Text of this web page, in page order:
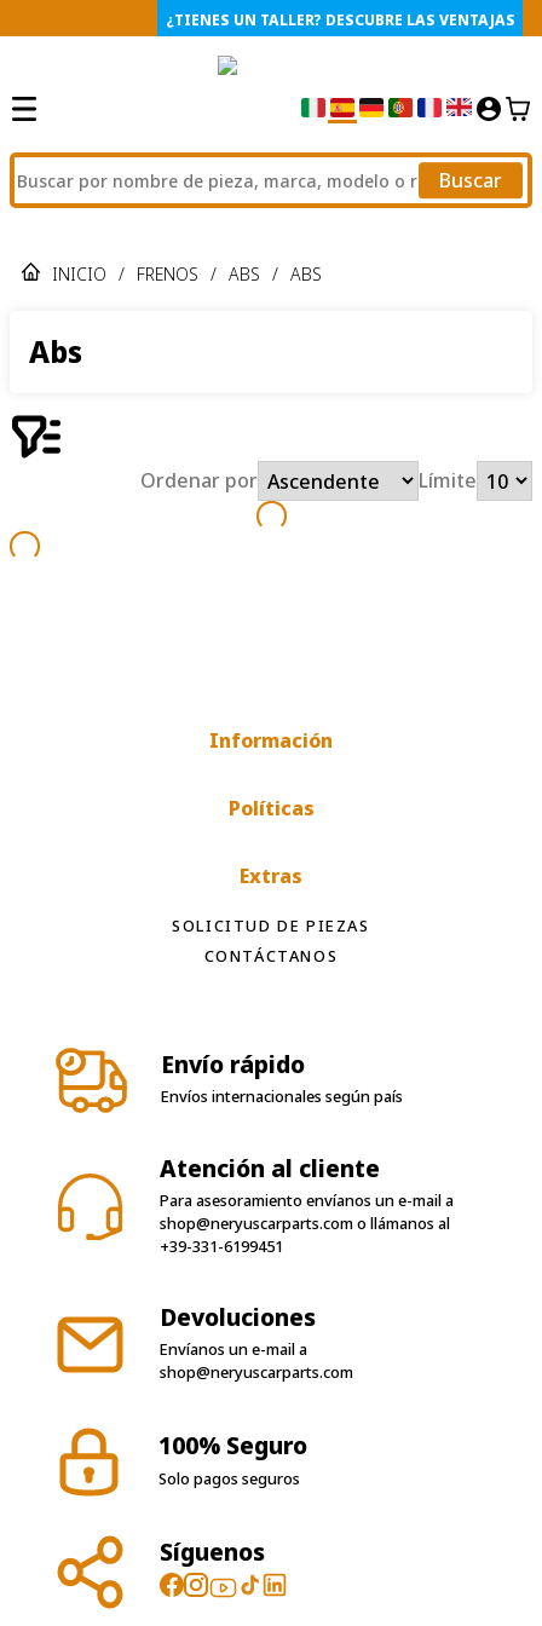
¿TIENES UN TALLER? DESCUBRE LAS VENTAJAS
Buscar
INICIO / FRENOS / ABS / ABS
Abs
Ordenar por Límite
Información
Políticas
Extras
SOLICITUD DE PIEZAS
CONTÁCTANOS
Envío rápido
Envíos internacionales según país
Atención al cliente
Para asesoramiento envíanos un e-mail a
shop@neryuscarparts.como llámanos al
+39-331-6199451
Devoluciones
Envíanos un e-mail a
shop@neryuscarparts.com
100% Seguro
Solo pagos seguros
Síguenos